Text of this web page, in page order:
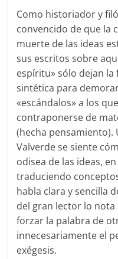
Como historiador y
convencido de que la
muerte de las ideas
sus escritos sobre
espíritu» sólo dejan
sintética para
«escándalos» a los
contraponerse de
(hecha pensamiento).
Valverde se siente
odisea de las ideas,
traduciendo
habla clara y sencilla
del gran lector lo
forzar la palabra de
innecesariamente el
exégesis.